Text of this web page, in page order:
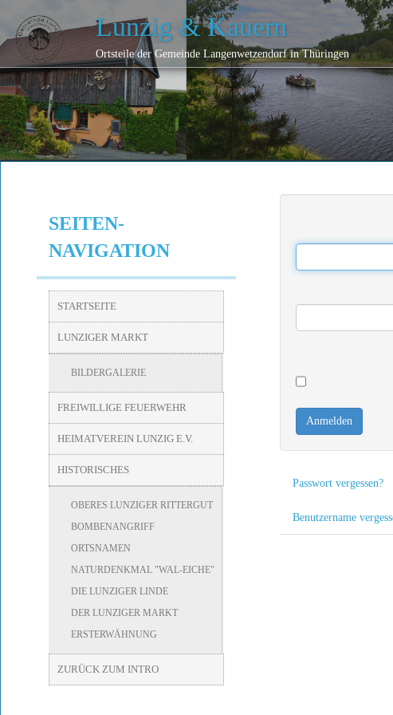
Lunzig & Kauern
Ortsteile der Gemeinde Langenwetzendorf in Thüringen
SEITEN-
NAVIGATION
STARTSEITE
LUNZIGER MARKT
BILDERGALERIE
FREIWILLIGE FEUERWEHR
HEIMATVEREIN LUNZIG E.V.
HISTORISCHES
OBERES LUNZIGER RITTERGUT
BOMBENANGRIFF
ORTSNAMEN
NATURDENKMAL "WAL-EICHE"
DIE LUNZIGER LINDE
DER LUNZIGER MARKT
ERSTERWÄHNUNG
ZURÜCK ZUM INTRO
Anmelden
Passwort vergessen?
Benutzername